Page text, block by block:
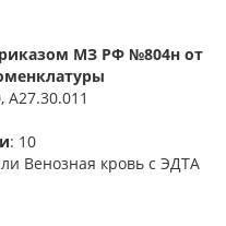
МЗ РФ №804н от
А27.30.011
: 10
Венозная кровь с ЭДТА